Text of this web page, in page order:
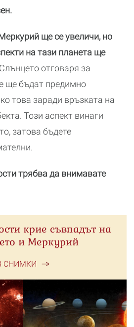
ще се увеличи, но
на тази планета ще
Слънцето отговаря за
ще бъдат предимно
това заради връзката на
Този аспект винаги
затова бъдете
трябва да внимавате
крие съвпадът на
и Меркурий
СНИМКИ